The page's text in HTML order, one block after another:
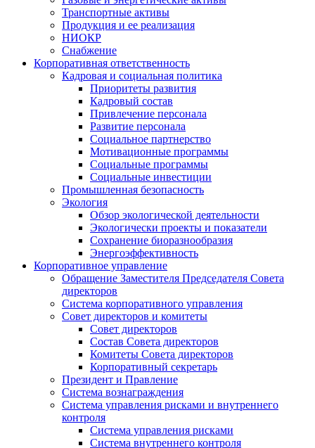
Транспортные активы
Продукция и ее реализация
НИОКР
Снабжение
Корпоративная ответственность
Кадровая и социальная политика
Приоритеты развития
Кадровый состав
Привлечение персонала
Развитие персонала
Социальное партнерство
Мотивационные программы
Социальные программы
Социальные инвестиции
Промышленная безопасность
Экология
Обзор экологической деятельности
Экологически проекты и показатели
Сохранение биоразнообразия
Энергоэффективность
Корпоративное управление
Обращение Заместителя Председателя Совета
директоров
Система корпоративного управления
Совет директоров и комитеты
Совет директоров
Состав Совета директоров
Комитеты Совета директоров
Корпоративный секретарь
Президент и Правление
Система вознаграждения
Система управления рисками и внутреннего
контроля
Система управления рисками
Система внутреннего контроля